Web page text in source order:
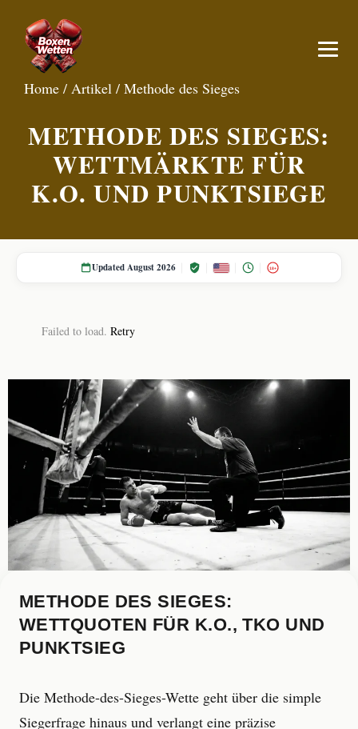
Home / Artikel / Methode des Sieges
METHODE DES SIEGES:
WETTMÄRKTE FÜR
K.O. UND PUNKTSIEGE
Updated August 2026 18+
Failed to load. Retry
METHODE DES SIEGES:
WETTQUOTEN FÜR K.O., TKO UND
PUNKTSIEG
Die Methode-des-Sieges-Wette geht über die simple
Siegerfrage hinaus und verlangt eine präzise